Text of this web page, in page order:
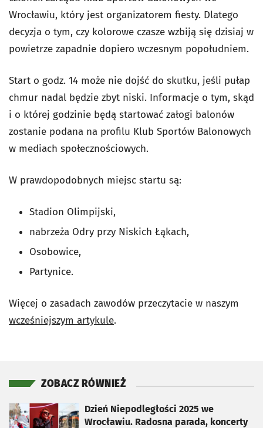
Wrocławiu, który jest organizatorem fiesty. Dlatego
decyzja o tym, czy kolorowe czasze wzbiją się dzisiaj w
powietrze zapadnie dopiero wczesnym popołudniem.
Start o godz. 14 może nie dojść do skutku, jeśli pułap
chmur nadal będzie zbyt niski. Informacje o tym, skąd
i o której godzinie będą startować załogi balonów
zostanie podana na profilu Klub Sportów Balonowych
w mediach społecznościowych.
W prawdopodobnych miejsc startu są:
Stadion Olimpijski,
nabrzeża Odry przy Niskich Łąkach,
Osobowice,
Partynice.
Więcej o zasadach zawodów przeczytacie w naszym
wcześniejszym artykule.
ZOBACZ RÓWNIEŻ
Dzień Niepodległości 2025 we
Wrocławiu. Radosna parada, koncerty
otworzy się w nowej karcie